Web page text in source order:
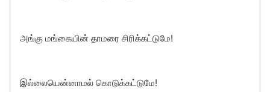
அங்கு மங்கையின் தாமரை சிரிக்கட்டுமே!
இல்லையென்னாமல் கொடுக்கட்டுமே!